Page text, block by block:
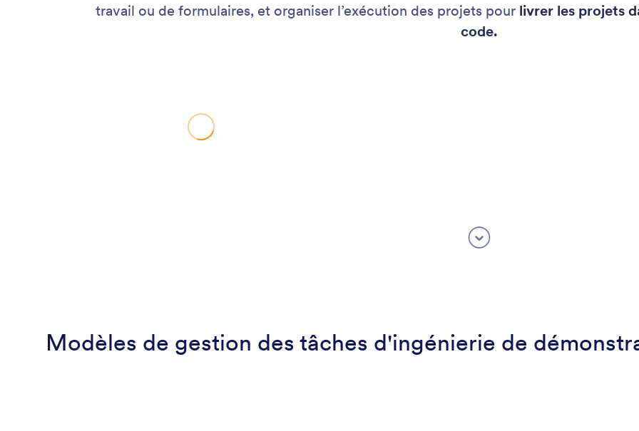
travail ou de formulaires, et organiser l’exécution des projets pour livrer les projets
code.
Modèles de gestion des tâches d'ingénierie de